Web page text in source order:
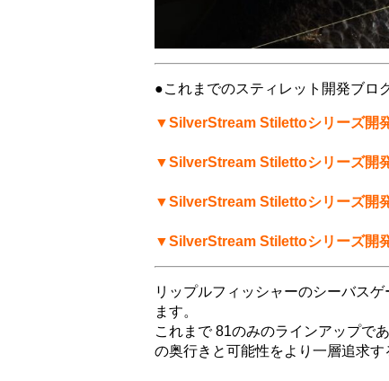
●これまでのスティレット開発ブロ
▼SilverStream Stilettoシリーズ開
▼SilverStream Stilettoシリーズ開
▼SilverStream Stilettoシリーズ開
▼SilverStream Stilettoシリーズ開
リップルフィッシャーのシーバス
ます。
これまで 81のみのラインアップで
の奥行きと可能性をより一層追求す